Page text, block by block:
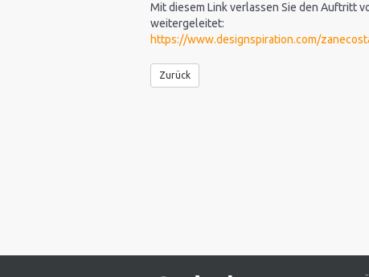
Mit diesem Link verlassen Sie den Auftritt
weitergeleitet:
https://www.designspiration.com/
Zurück